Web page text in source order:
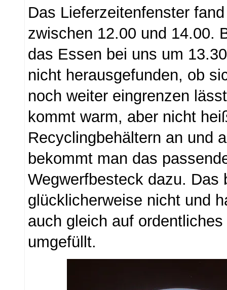
Das Lieferzeitenfenster
zwischen 12.00 und 14.00.
das Essen bei uns um
nicht herausgefunden, ob
noch weiter eingrenzen
kommt warm, aber nicht
Recyclingbehältern an und
bekommt man das
Wegwerfbesteck dazu. Das
glücklicherweise nicht und
auch gleich auf
umgefüllt.